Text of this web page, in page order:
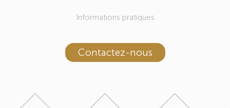
Informations pratiques
Contactez-nous